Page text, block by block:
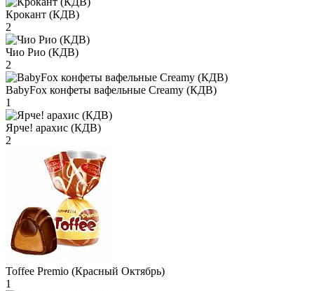
Крокант (КДВ)
2
Чио Рио (КДВ)
2
BabyFox конфеты вафельные Creamy (КДВ)
1
Ярче! арахис (КДВ)
2
Toffee Premio (Красный Октябрь)
1